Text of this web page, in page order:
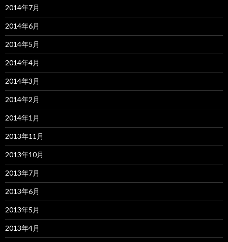
2014年7月
2014年6月
2014年5月
2014年4月
2014年3月
2014年2月
2014年1月
2013年11月
2013年10月
2013年7月
2013年6月
2013年5月
2013年4月